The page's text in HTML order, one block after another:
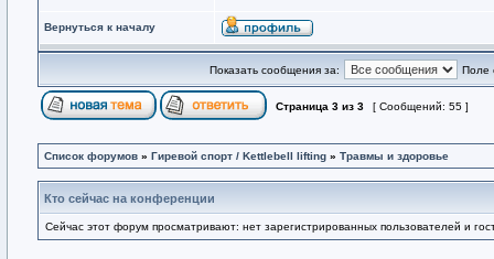
Вернуться к началу
Показать сообщения за: Поле
Страница 3 из 3 [ Сообщений: 55 ]
Список форумов » Гиревой спорт / Kettlebell lifting » Травмы и здоровье
Кто сейчас на конференции
Сейчас этот форум просматривают: нет зарегистрированных пользователей и